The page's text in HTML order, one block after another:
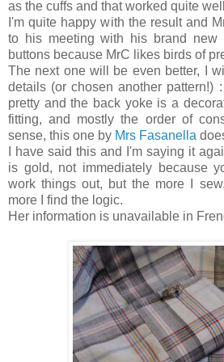
as the cuffs and that worked quite
I'm quite happy with the result and
to his meeting with his brand
buttons because MrC likes birds of
The next one will be even better, I
details (or chosen another pattern!)
pretty and the back yoke is a
fitting, and mostly the order of
sense, this one by Mrs Fasanella
I have said this and I'm saying it
is gold, not immediately because
work things out, but the more I
more I find the logic.
Her information is unavailable in